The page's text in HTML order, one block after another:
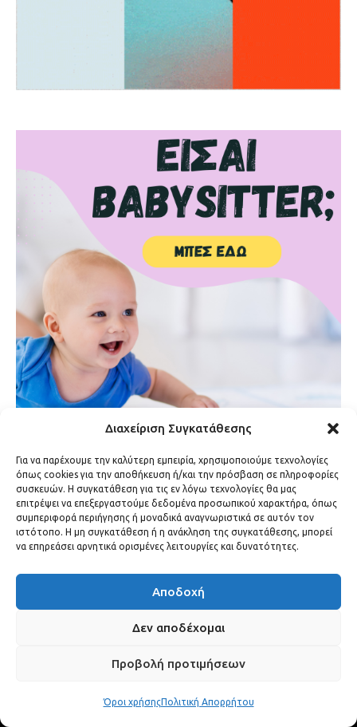
Διαχείριση Συγκατάθεσης
Για να παρέχουμε την καλύτερη εμπειρία, χρησιμοποιούμε τεχνολογίες
όπως cookies για την αποθήκευση ή/και την πρόσβαση σε πληροφορίες
συσκευών. Η συγκατάθεση για τις εν λόγω τεχνολογίες θα μας
επιτρέψει να επεξεργαστούμε δεδομένα προσωπικού χαρακτήρα, όπως
συμπεριφορά περιήγησης ή μοναδικά αναγνωριστικά σε αυτόν τον
ιστότοπο. Η μη συγκατάθεση ή η ανάκληση της συγκατάθεσης, μπορεί
να επηρεάσει αρνητικά ορισμένες λειτουργίες και δυνατότητες.
Αποδοχή
Δεν αποδέχομαι
Προβολή προτιμήσεων
Όροι χρήσηςΠολιτική Απορρήτου